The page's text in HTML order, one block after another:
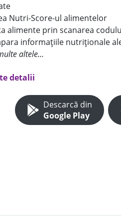
Nutri-Score-ul alimentelor
alimente prin scanarea
informațiile nutriționale
altele...
detalii
Descarcă din
Google Play